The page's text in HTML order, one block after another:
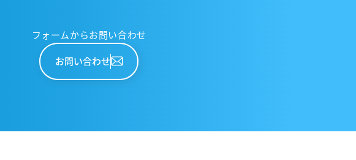
フォームからお問い合わせ
お問い合わせ